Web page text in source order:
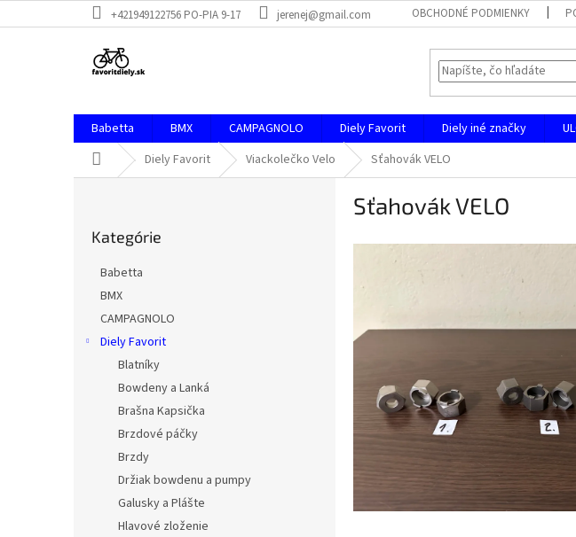
na
+421949122756 PO-PIA 9-17 jerenej@gmail.com OBCHODNÉ PODMIENKY
Babetta BMX CAMPAGNOLO Diely Favorit Diely iné značky
DomovDiely Favorit Viackolečko Velo Sťahovák VELO
kategórie
Kategórie
Babetta
BMX
CAMPAGNOLO
Diely Favorit
Blatníky
Bowdeny a Lanká
Brašna Kapsička
Brzdové páčky
Brzdy
Držiak bowdenu a pumpy
Galusky a Plášte
Hlavové zloženie
Sťahovák VELO